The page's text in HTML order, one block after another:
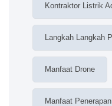
Kontraktor Listrik
Langkah Langkah
Manfaat Drone
Manfaat